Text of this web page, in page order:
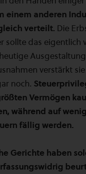
einem anderen
verteilt. Die
sollte das eigentlich
verstärkt
noch.
Vermögen
während auf
fällig werden.
Gerichte haben